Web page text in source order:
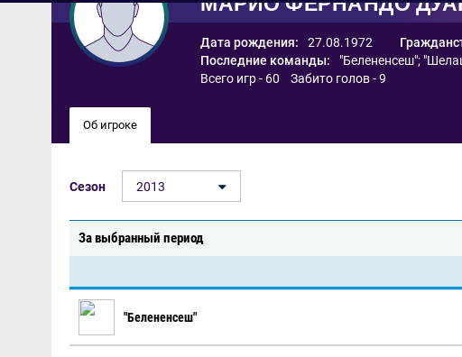
Дата рождения: 27.08.1972
Последние команды:
"Белененсеш";
Всего игр - 60 Забито голов - 9
Об игроке
Сезон 2013
За выбранный период
"Белененсеш"